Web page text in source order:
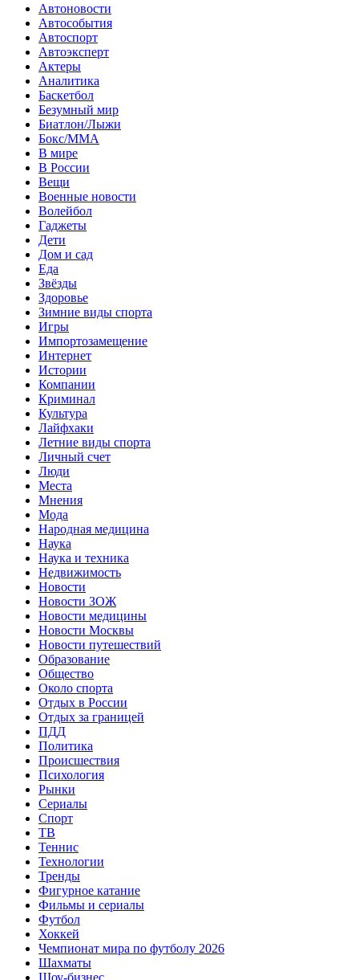
Автоновости
Автособытия
Автоспорт
Автоэксперт
Актеры
Аналитика
Баскетбол
Безумный мир
Биатлон/Лыжи
Бокс/MMA
В мире
В России
Вещи
Военные новости
Волейбол
Гаджеты
Дети
Дом и сад
Еда
Звёзды
Здоровье
Зимние виды спорта
Игры
Импортозамещение
Интернет
Истории
Компании
Криминал
Культура
Лайфхаки
Летние виды спорта
Личный счет
Люди
Места
Мнения
Мода
Народная медицина
Наука
Наука и техника
Недвижимость
Новости
Новости ЗОЖ
Новости медицины
Новости Москвы
Новости путешествий
Образование
Общество
Около спорта
Отдых в России
Отдых за границей
ПДД
Политика
Происшествия
Психология
Рынки
Сериалы
Спорт
ТВ
Теннис
Технологии
Тренды
Фигурное катание
Фильмы и сериалы
Футбол
Хоккей
Чемпионат мира по футболу 2026
Шахматы
Шоу-бизнес